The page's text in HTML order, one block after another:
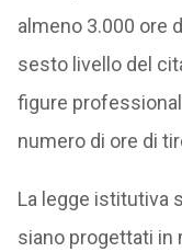
almeno 3.000 ore
sesto livello del
figure
numero di ore di
La legge istitutiva
siano progettati in